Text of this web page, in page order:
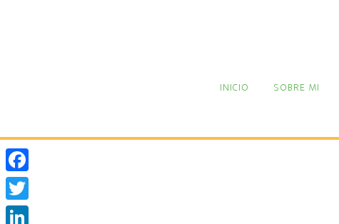
INICIO SOBRE MI
Facebook
Twitter